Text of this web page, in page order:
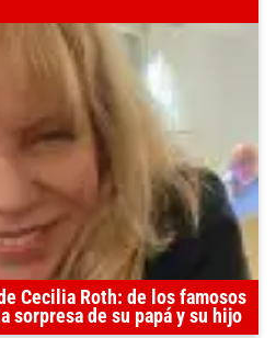
Cecilia Roth: de los famosos
sorpresa de su papá y su hijo